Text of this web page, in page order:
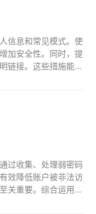
信息和常见模式。使
加安全性。同时，提
链接。这些措施能有
过收集、处理弱密码
效降低账户被非法访
关重要。综合运用这